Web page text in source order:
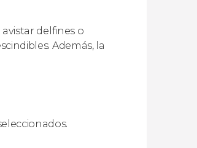
delfines o
Además, la